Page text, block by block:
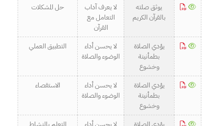
يوثق صلته
بالقرآن الكريم
لا يعرف آداب
التعامل مع
القرآن
حل المشكلات
يؤدي الصلاة
بطمأنينة
وخشوع
لا يحسن أداء
الوضوء والصلاة
التطبيق العملي
يؤدي الصلاة
بطمأنينة
وخشوع
لا يحسن أداء
الوضوء والصلاة
الاستقصاء